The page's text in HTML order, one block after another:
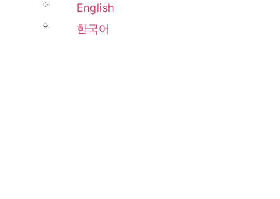
English
한국어